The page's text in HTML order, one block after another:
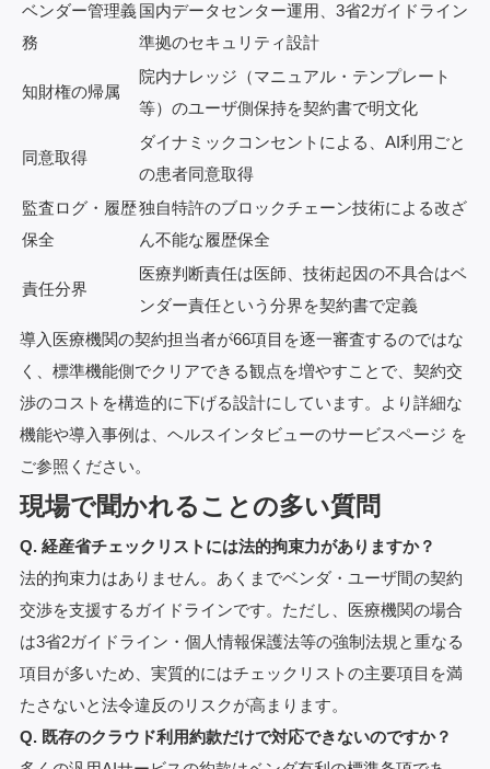
ベンダー管理義
務
国内データセンター運用、3省2ガイドライン
準拠のセキュリティ設計
知財権の帰属
院内ナレッジ（マニュアル・テンプレート
等）のユーザ側保持を契約書で明文化
同意取得
ダイナミックコンセントによる、AI利用ごと
の患者同意取得
監査ログ・履歴
保全
独自特許のブロックチェーン技術による改ざ
ん不能な履歴保全
責任分界
医療判断責任は医師、技術起因の不具合はベ
ンダー責任という分界を契約書で定義
導入医療機関の契約担当者が66項目を逐一審査するのではな
く、標準機能側でクリアできる観点を増やすことで、契約交
渉のコストを構造的に下げる設計にしています。より詳細な
機能や導入事例は、 ヘルスインタビューのサービスページ を
ご参照ください。
現場で聞かれることの多い質問
Q. 経産省チェックリストには法的拘束力がありますか？
法的拘束力はありません。あくまでベンダ・ユーザ間の契約
交渉を支援するガイドラインです。ただし、医療機関の場合
は3省2ガイドライン・個人情報保護法等の強制法規と重なる
項目が多いため、実質的にはチェックリストの主要項目を満
たさないと法令違反のリスクが高まります。
Q. 既存のクラウド利用約款だけで対応できないのですか？